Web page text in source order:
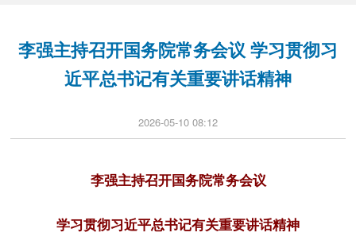
李强主持召开国务院常务会议 学习贯彻习
近平总书记有关重要讲话精神
2026-05-10 08:12
李强主持召开国务院常务会议
学习贯彻习近平总书记有关重要讲话精神